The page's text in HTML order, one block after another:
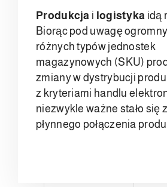
Produkcja i logistyka idą
Biorąc pod uwagę
różnych typów jednostek
magazynowych (SKU)
zmiany w dystrybucji
z kryteriami handlu
niezwykle ważne stało się
płynnego połączenia